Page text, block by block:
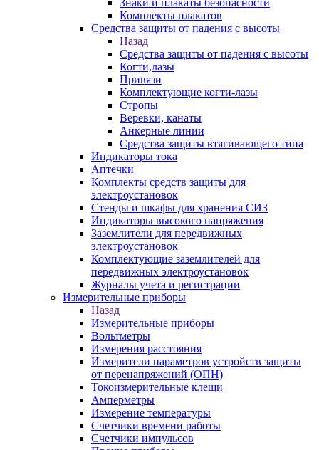
Знаки и плакаты безопасности
Комплекты плакатов
Средства защиты от падения с высоты
Назад
Средства защиты от падения с высоты
Когти,лазы
Привязи
Комплектующие когти-лазы
Стропы
Веревки, канаты
Анкерные линии
Средства защиты втягивающего типа
Индикаторы тока
Аптечки
Комплекты средств защиты для
электроустановок
Стенды и шкафы для хранения СИЗ
Индикаторы высокого напряжения
Заземлители для передвижных
электроустановок
Комплектующие заземлителей для
передвижных электроустановок
Журналы учета и регистрации
Измерительные приборы
Назад
Измерительные приборы
Вольтметры
Измерения расстояния
Измерители параметров устройств защиты
от перенапряжений (ОПН)
Токоизмерительные клещи
Амперметры
Измерение температуры
Счетчики времени работы
Счетчики импульсов